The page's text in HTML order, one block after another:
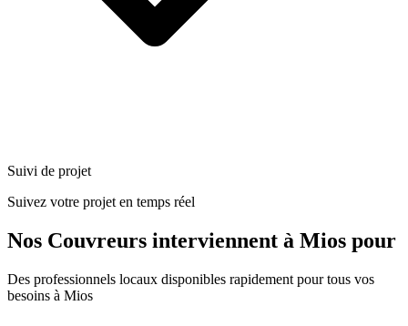
Suivi de projet
Suivez votre projet en temps réel
Nos Couvreurs interviennent à Mios pour
Des professionnels locaux disponibles rapidement pour tous vos
besoins à Mios